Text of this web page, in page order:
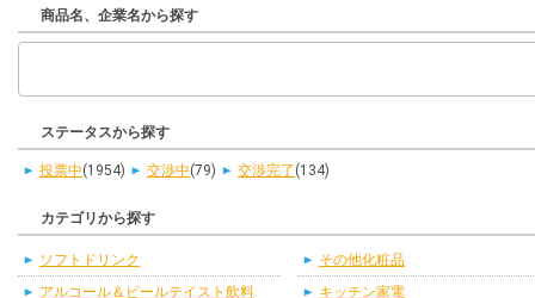
商品名、企業名から探す
ステータスから探す
投票中(1954) 交渉中(79) 交渉完了 (134)
カテゴリから探す
ソフトドリンク
アルコール＆ビールテイスト飲料
その他化粧品
キッチン家電